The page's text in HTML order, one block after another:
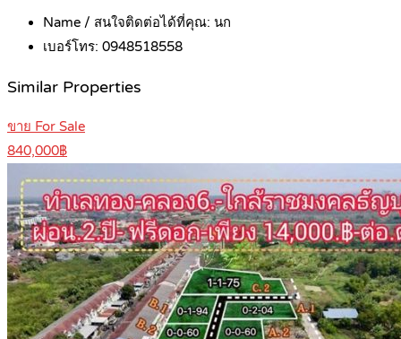
Name / สนใจติดต่อได้ที่คุณ: นก
เบอร์โทร: 0948518558
Similar Properties
ขาย For Sale
840,000฿